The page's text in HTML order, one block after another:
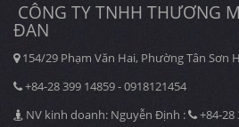
CÔNG TY TNHH THƯƠNG
ĐAN
154/29 Phạm Văn Hai, Phường Tân Sơn
+84-28 399 14859 - 0918121454
NV kinh doanh: Nguyễn Định :
+84-28